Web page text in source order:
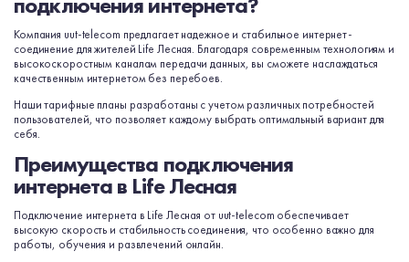
Компания uut-telecom предлагает надежное и стабильное интернет-
соединение для жителей Life Лесная. Благодаря современным технологиям и
высокоскоростным каналам передачи данных, вы сможете наслаждаться
качественным интернетом без перебоев.
Наши тарифные планы разработаны с учетом различных потребностей
пользователей, что позволяет каждому выбрать оптимальный вариант для
себя.
Преимущества подключения
интернета в Life Лесная
Подключение интернета в Life Лесная от uut-telecom обеспечивает
высокую скорость и стабильность соединения, что особенно важно для
работы, обучения и развлечений онлайн.